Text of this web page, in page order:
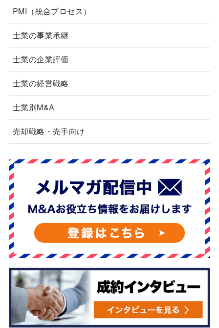
PMI（統合プロセス）
士業の事業承継
士業の企業評価
士業の経営戦略
士業別M&A
売却戦略・売手向け